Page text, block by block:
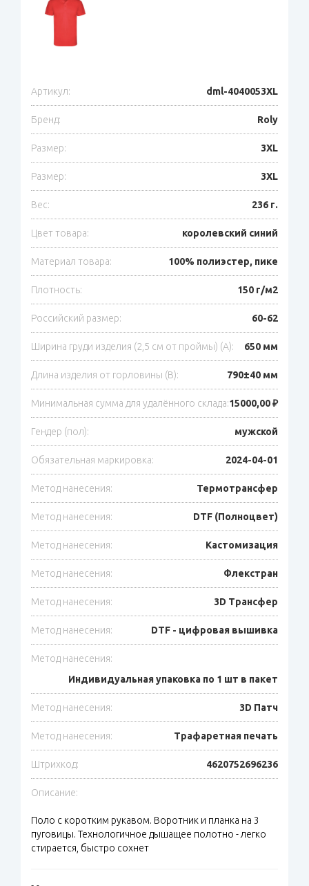
Артикул: dml-4040053XL
Бренд: Roly
Размер: 3XL
Размер: 3XL
Вес: 236 г.
Цвет товара: королевский синий
Материал товара: 100% полиэстер, пике
Плотность: 150 г/м2
Российский размер: 60-62
Ширина груди изделия (2,5 см от проймы) (A): 650 мм
Длина изделия от горловины (B): 790±40 мм
Минимальная сумма для удалённого склада:15000,00 ₽
Гендер (пол): мужской
Обязательная маркировка: 2024-04-01
Метод нанесения: Термотрансфер
Метод нанесения: DTF (Полноцвет)
Метод нанесения: Кастомизация
Метод нанесения: Флекстран
Метод нанесения: 3D Трансфер
Метод нанесения: DTF - цифровая вышивка
Метод нанесения:
Индивидуальная упаковка по 1 шт в пакет
Метод нанесения: 3D Патч
Метод нанесения: Трафаретная печать
Штрихкод: 4620752696236
Описание:
Поло с коротким рукавом. Воротник и планка на 3
пуговицы. Технологичное дышащее полотно - легко
стирается, быстро сохнет